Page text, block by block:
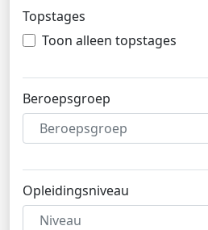
Topstages
Toon alleen topstages
Beroepsgroep
Beroepsgroep
Opleidingsniveau
Niveau